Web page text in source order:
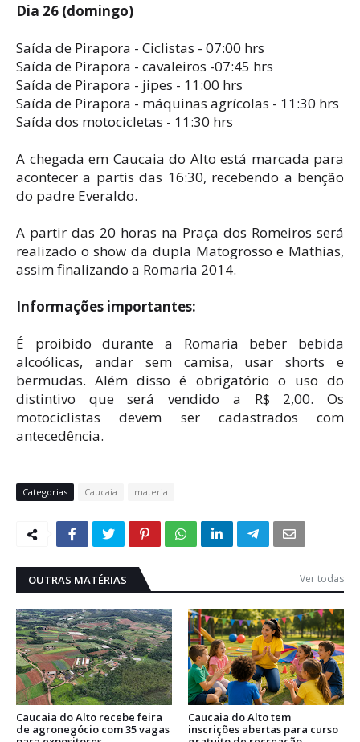
Dia 26 (domingo)
Saída de Pirapora - Ciclistas - 07:00 hrs
Saída de Pirapora - cavaleiros -07:45 hrs
Saída de Pirapora - jipes - 11:00 hrs
Saída de Pirapora - máquinas agrícolas - 11:30 hrs
Saída dos motocicletas - 11:30 hrs
A chegada em Caucaia do Alto está marcada para
acontecer a partis das 16:30, recebendo a benção
do padre Everaldo.
A partir das 20 horas na Praça dos Romeiros será
realizado o show da dupla Matogrosso e Mathias,
assim finalizando a Romaria 2014.
Informações importantes:
É proibido durante a Romaria beber bebida
alcoólicas, andar sem camisa, usar shorts e
bermudas. Além disso é obrigatório o uso do
distintivo que será vendido a R$ 2,00. Os
motociclistas devem ser cadastrados com
antecedência.
Categorias Caucaia materia
OUTRAS MATÉRIAS Ver todas
Caucaia do Alto recebe feira
de agronegócio com 35 vagas
Caucaia do Alto tem
inscrições abertas para curso